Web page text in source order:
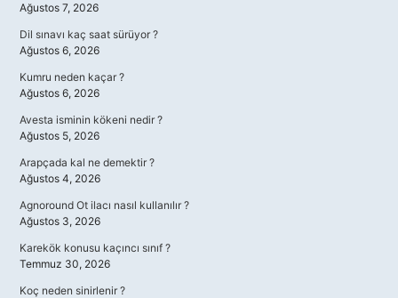
Ağustos 7, 2026
Dil sınavı kaç saat sürüyor ?
Ağustos 6, 2026
Kumru neden kaçar ?
Ağustos 6, 2026
Avesta isminin kökeni nedir ?
Ağustos 5, 2026
Arapçada kal ne demektir ?
Ağustos 4, 2026
Agnoround Ot ilacı nasıl kullanılır ?
Ağustos 3, 2026
Karekök konusu kaçıncı sınıf ?
Temmuz 30, 2026
Koç neden sinirlenir ?